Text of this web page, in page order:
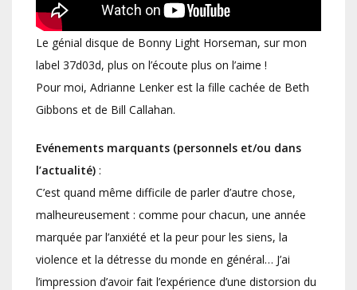
Le génial disque de Bonny Light Horseman, sur mon
label 37d03d, plus on l’écoute plus on l’aime !
Pour moi, Adrianne Lenker est la fille cachée de Beth
Gibbons et de Bill Callahan.
Evénements marquants (personnels et/ou dans
l’actualité) :
C’est quand même difficile de parler d’autre chose,
malheureusement : comme pour chacun, une année
marquée par l’anxiété et la peur pour les siens, la
violence et la détresse du monde en général… J’ai
l’impression d’avoir fait l’expérience d’une distorsion du